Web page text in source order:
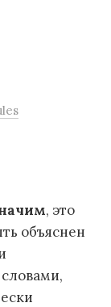
, это
объяснен